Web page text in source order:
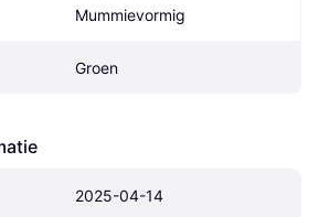
Mummievormig
Groen
2025-04-14